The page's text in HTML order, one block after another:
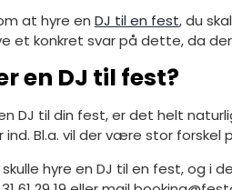
at hyre en DJ til en fest, du
et konkret svar på dette, da
en DJ til fest?
DJ til din fest, er det helt
ind. Bl.a. vil der være stor
hyre en DJ til en fest, og i